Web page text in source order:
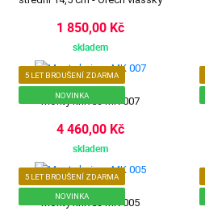
1 850,00 Kč
skladem
5 LET BROUŠENÍ ZDARMA
NOVINKA
Monty knives MK 007
4 460,00 Kč
skladem
5 LET BROUŠENÍ ZDARMA
NOVINKA
Monty knives MK 005